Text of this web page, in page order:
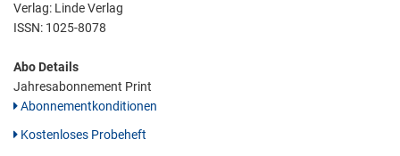
Verlag: Linde Verlag
ISSN: 1025-8078
Abo Details
Jahresabonnement Print
Abonnementkonditionen
Kostenloses Probeheft